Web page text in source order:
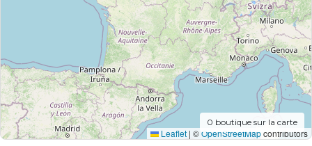
Leaflet | ©OpenStreetMapcontributors
0 boutique sur la carte